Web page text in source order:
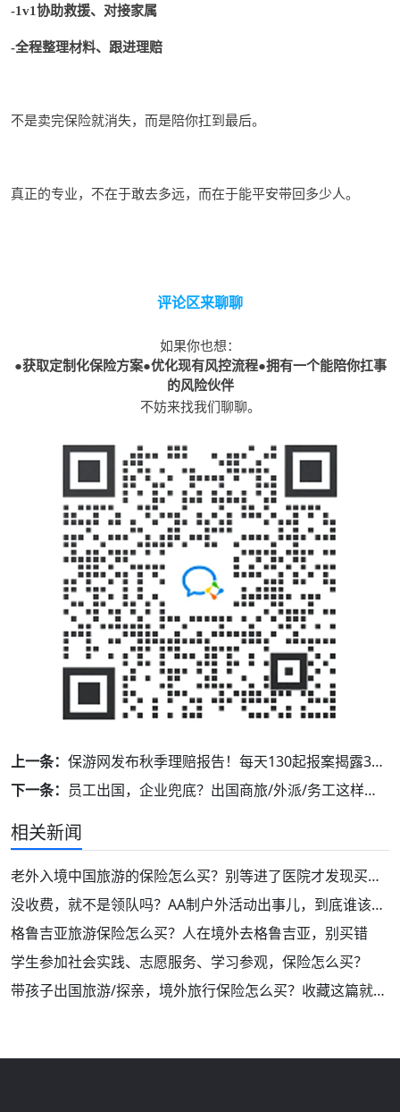
-1v1协助救援、 对接家属
-全程整理材料、 跟进理赔
不是卖完保险就消失，而是陪你扛到最后。
真正的专业，不在于敢去多远，而在于能平安带回多少人。
评论区来聊聊
如果你也想：
●获取定制化保险方案●优化现有风控流程●拥有一个能陪你扛事
的风险伙伴
不妨来找我们聊聊。
上一条： 保游网发布秋季理赔报告！每天130起报案揭露3类高发风险，11月出行必看！
下一条： 员工出国，企业兜底？出国商旅/外派/务工这样买保险才不踩坑！
相关新闻
老外入境中国旅游的保险怎么买？别等进了医院才发现买错了
没收费，就不是领队吗？AA制户外活动出事儿，到底谁该负责？
格鲁吉亚旅游保险怎么买？人在境外去格鲁吉亚，别买错
学生参加社会实践、志愿服务、学习参观，保险怎么买？
带孩子出国旅游/探亲，境外旅行保险怎么买？收藏这篇就够了